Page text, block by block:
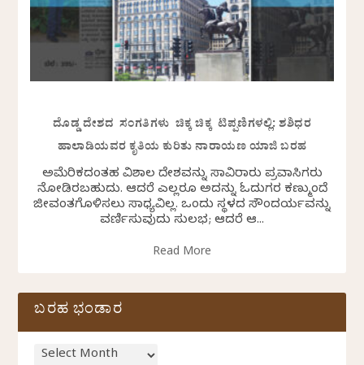
ದೊಡ್ಡ ದೇಶದ ಸಂಗತಿಗಳು ಚಿಕ್ಕ ಚಿಕ್ಕ ಟಿಪ್ಪಣಿಗಳಲ್ಲಿ: ಶಶಿಧರ
ಹಾಲಾಡಿಯವರ ಕೃತಿಯ ಕುರಿತು ನಾರಾಯಣ ಯಾಜಿ ಬರಹ
ಅಮೆರಿಕದಂತಹ ವಿಶಾಲ ದೇಶವನ್ನು ಸಾವಿರಾರು ಪ್ರವಾಸಿಗರು
ನೋಡಿರಬಹುದು. ಆದರೆ ಎಲ್ಲರೂ ಅದನ್ನು ಓದುಗರ ಕಣ್ಮುಂದೆ
ಜೀವಂತಗೊಳಿಸಲು ಸಾಧ್ಯವಿಲ್ಲ. ಒಂದು ಸ್ಥಳದ ಸೌಂದರ್ಯವನ್ನು
ವರ್ಣಿಸುವುದು ಸುಲಭ; ಆದರೆ ಆ...
Read More
ಬರಹ ಭಂಡಾರ